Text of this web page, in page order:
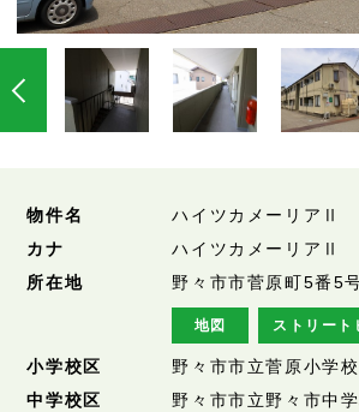
物件名
ハイツカメーリアⅡ
カナ
ハイツカメーリアⅡ
所在地
野々市市菅原町5番5
地図 ストリート
小学校区
野々市市立菅原小学校
中学校区
野々市市立野々市中